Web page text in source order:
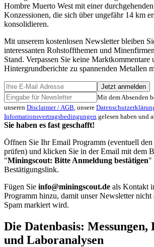
Hombre Muerto West mit einer
Konzessionen, die sich über ungefähr 14 km
konsolidieren.
Mit unserem kostenlosen Newsletter bleiben
interessanten Rohstoffthemen und
Stand. Verpassen Sie keine Marktkommentare
Hintergrundberichte zu spannenden Metallen
Jetzt anmelden
Mit dem Absenden
unseren Disclaimer / AGB, unsere
Informationsvertragsbedingungen gelesen haben und
Sie haben es fast geschafft!
Öffnen Sie Ihr Email Programm (eventuell
prüfen) und klicken Sie in der Email mit dem
"Miningscout: Bitte Anmeldung bestätigen"
Bestätigungslink.
Fügen Sie info@miningscout.de als Kontakt
Programm hinzu, damit unser Newsletter nicht
Spam markiert wird.
Die Datenbasis:
und Laboranalysen